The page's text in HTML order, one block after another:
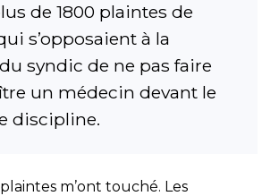
de 1800 plaintes de
s’opposaient à la
syndic de ne pas faire
un médecin devant le
discipline.
plaintes m’ont touché. Les